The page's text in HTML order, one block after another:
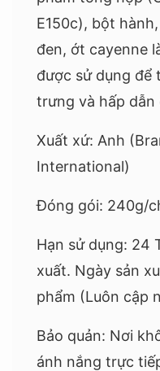
E150c), bột
đen, ớt cayenne
được sử dụng để
trưng và hấp dẫn
Xuất xứ: Anh
International)
Đóng gói: 240g/
Hạn sử dụng: 24
xuất. Ngày sản
phẩm (Luôn cập
Bảo quản: Nơi
ánh nắng trực